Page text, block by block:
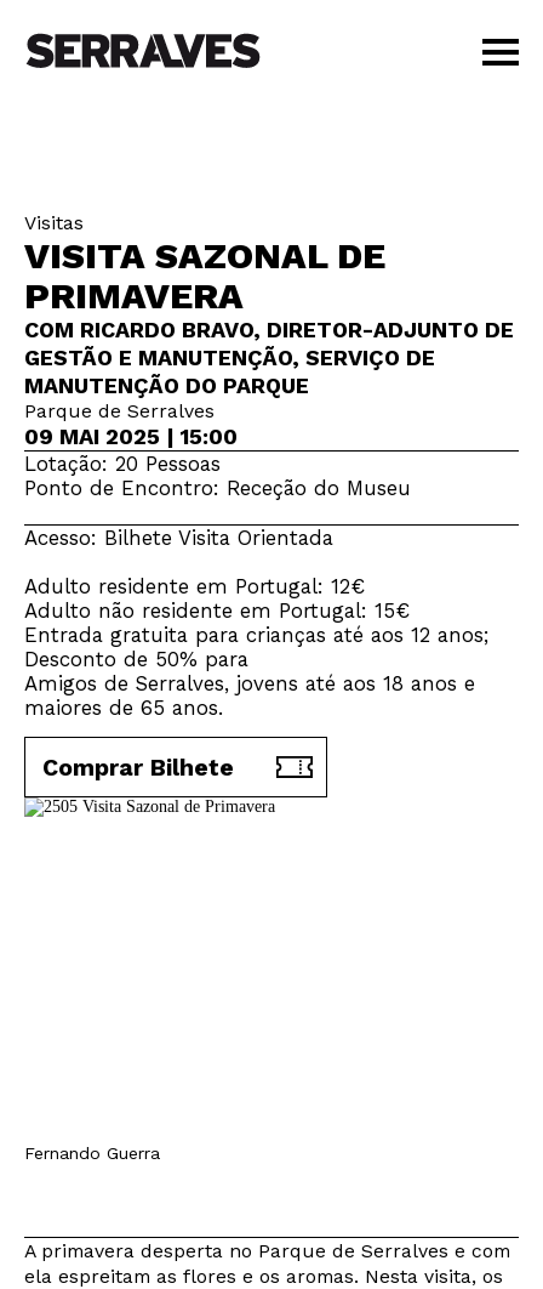
LOJA
PT | EN
BILHETES
AMIGOS
Visitas
VISITA SAZONAL DE
PRIMAVERA
COM RICARDO BRAVO, DIRETOR-ADJUNTO DE
GESTÃO E MANUTENÇÃO, SERVIÇO DE
MANUTENÇÃO DO PARQUE
Parque de Serralves
09 MAI 2025 | 15:00
Lotação: 20 Pessoas
Ponto de Encontro: Receção do Museu
Acesso: Bilhete Visita Orientada
Adulto residente em Portugal: 12€
Adulto não residente em Portugal: 15€
Entrada gratuita para crianças até aos 12 anos;
Desconto de 50% para
Amigos de Serralves, jovens até aos 18 anos e
maiores de 65 anos.
Comprar Bilhete
Fernando Guerra
A primavera desperta no Parque de Serralves e com
ela espreitam as flores e os aromas. Nesta visita, os